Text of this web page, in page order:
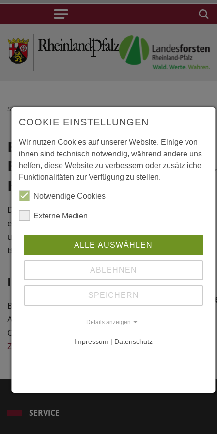
STARTSEITE
Balderschwang,
Erweiterung
Hotel Ifenblick
Das Hotel wurde um einen
eingeschossigen Frühstücksraum
und Wellnessbereich in
Brettsperrholzbauweise erweitert
Information
Baujahr: 2002
Architekt: Noichl und Blüml,
Oberstdorf
Zurück
Lage
Balderschwang,
Erweiterung
87538
Oberallgäu
Weitere
www.noichl-
SERVICE
COOKIE EINSTELLUNGEN
Wir nutzen Cookies auf unserer Website. Einige von
ihnen sind technisch notwendig, während andere uns
helfen, diese Website zu verbessern oder zusätzliche
Funktionalitäten zur Verfügung zu stellen.
Notwendige Cookies
Externe Medien
ALLE AUSWÄHLEN
ABLEHNEN
SPEICHERN
Details anzeigen
Impressum | Datenschutz